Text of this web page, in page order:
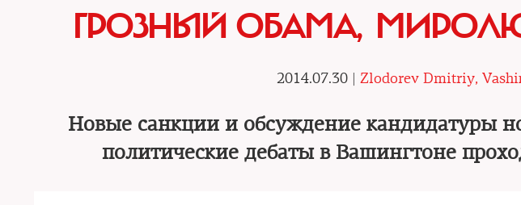
ГРОЗНЫЙ ОБАМА,
2014.07.30 | Zlodorev Dmitriy,
Новые санкции и обсуждение кандидатуры
политические дебаты в Вашингтоне